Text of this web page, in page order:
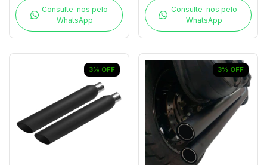
Consulte-nos pelo
WhatsApp
Consulte-nos pelo
WhatsApp
3% OFF 3% OFF